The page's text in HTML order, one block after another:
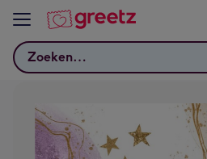
Bekijk meer
Zoeken